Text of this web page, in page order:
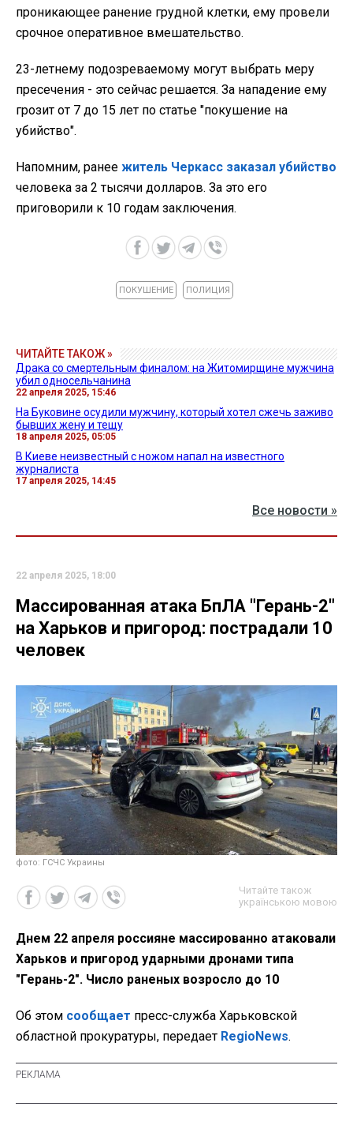
проникающее ранение грудной клетки, ему провели
срочное оперативное вмешательство.
23-летнему подозреваемому могут выбрать меру
пресечения - это сейчас решается. За нападение ему
грозит от 7 до 15 лет по статье "покушение на
убийство".
Напомним, ранее житель Черкасс заказал убийство
человека за 2 тысячи долларов. За это его
приговорили к 10 годам заключения.
ПОКУШЕНИЕ ПОЛИЦИЯ
ЧИТАЙТЕ ТАКОЖ »
Драка со смертельным финалом: на Житомирщине мужчина
убил односельчанина
22 апреля 2025, 15:46
На Буковине осудили мужчину, который хотел сжечь заживо
бывших жену и тещу
18 апреля 2025, 05:05
В Киеве неизвестный с ножом напал на известного
журналиста
17 апреля 2025, 14:45
Все новости »
22 апреля 2025, 18:00
Массированная атака БпЛА "Герань-2"
на Харьков и пригород: пострадали 10
человек
фото: ГСЧС Украины
Читайте також
українською мовою
Днем 22 апреля россияне массированно атаковали
Харьков и пригород ударными дронами типа
"Герань-2". Число раненых возросло до 10
Об этом сообщает пресс-служба Харьковской
областной прокуратуры, передает RegioNews.